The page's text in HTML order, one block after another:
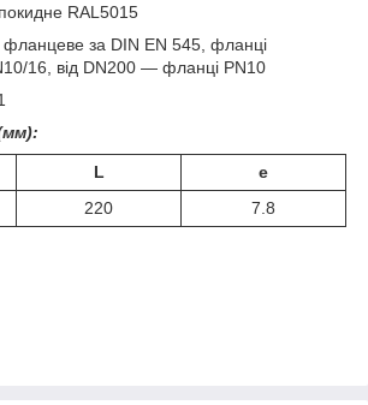
RAL5015
за DIN EN 545, фланці
16, від DN200 — фланці PN10
L
e
220 7.8